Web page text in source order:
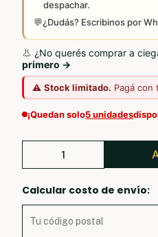
despachar.
💬¿Dudás? Escribinos por
👃 ¿No querés comprar a
primero →
⚠️Stock limitado. Pagá con
¡Quedan solo5 unidades
Calcular costo de envío: